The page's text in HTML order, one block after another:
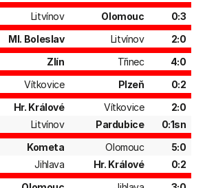
Litvínov Olomouc
0:3
Ml. Boleslav Litvínov
2:0
Zlín Třinec
4:0
Vítkovice Plzeň
0:2
Hr. Králové Vítkovice
2:0
Litvínov Pardubice
0:1sn
Kometa Olomouc
5:0
Jihlava Hr. Králové
0:2